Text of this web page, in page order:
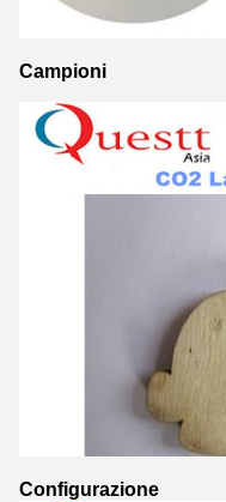
Campioni
Configurazione